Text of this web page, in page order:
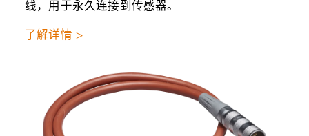
线，用于永久连接到传感器。
了解详情 >